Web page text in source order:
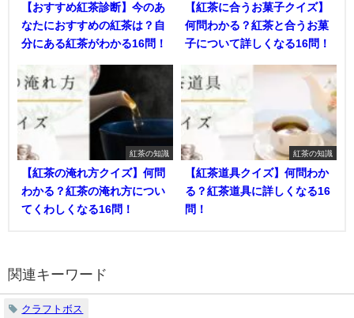
【おすすめ紅茶診断】今のあ
なたにおすすめの紅茶は？自
分にある紅茶がわかる16問！
【紅茶に合うお菓子クイズ】
何問わかる？紅茶と合うお菓
子について詳しくなる16問！
紅茶の知識
【紅茶の淹れ方クイズ】何問
わかる？紅茶の淹れ方につい
てくわしくなる16問！
紅茶の知識
【紅茶道具クイズ】何問わか
る？紅茶道具に詳しくなる16
問！
関連キーワード
クラフトボス